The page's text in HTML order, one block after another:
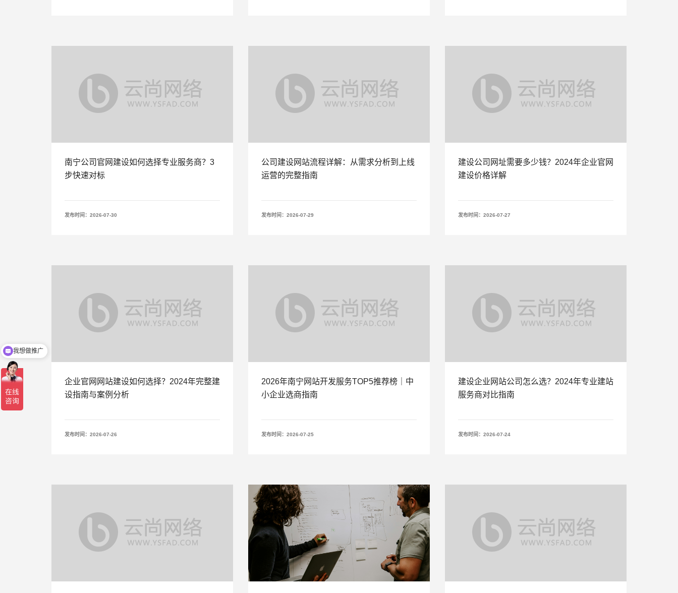
南宁公司官网建设如何选择专业服务商？3
步快速对标
发布时间：2026-07-30
公司建设网站流程详解：从需求分析到上线
运营的完整指南
发布时间：2026-07-29
建设公司网址需要多少钱？2024年企业官网
建设价格详解
发布时间：2026-07-27
企业官网网站建设如何选择？2024年完整建
设指南与案例分析
发布时间：2026-07-26
2026年南宁网站开发服务TOP5推荐榜｜中
小企业选商指南
发布时间：2026-07-25
建设企业网站公司怎么选？2024年专业建站
服务商对比指南
发布时间：2026-07-24
我想做推广